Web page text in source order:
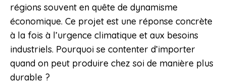
régions souvent en quête de dynamisme
économique. Ce projet est une réponse concrète
à la fois à l’urgence climatique et aux besoins
industriels. Pourquoi se contenter d’importer
quand on peut produire chez soi de manière plus
durable ?